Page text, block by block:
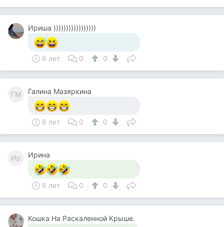
Ириша )))))))))))))))))
6 лет 0 0
ГМ Галина Мазяркина
6 лет 0 0
Ир Ирина
6 лет 0 0
Кошка На Раскаленной Крыше.